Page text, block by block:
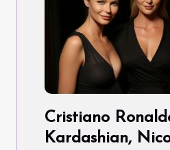
Cristiano
Kardashian,